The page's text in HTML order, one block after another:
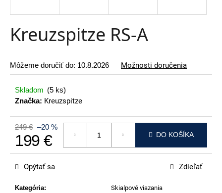
Kreuzspitze RS-A
Môžeme doručiť do: 10.8.2026 Možnosti doručenia
Skladom (5 ks)
Značka: Kreuzspitze
249 € –20 %
199 €
Jednotková cena:
DO KOŠÍKA
Kategória: Skialpové viazania
Opýtať sa Zdieľať
HĽADAŤ
d
p
o
ú
č
a
m